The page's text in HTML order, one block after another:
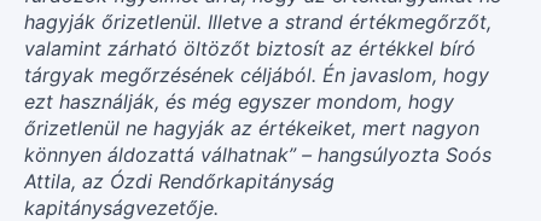
hagyják őrizetlenül. Illetve a strand értékmegőrzőt,
valamint zárható öltözőt biztosít az értékkel bíró
tárgyak megőrzésének céljából. Én javaslom, hogy
ezt használják, és még egyszer mondom, hogy
őrizetlenül ne hagyják az értékeiket, mert nagyon
könnyen áldozattá válhatnak” – hangsúlyozta Soós
Attila, az Ózdi Rendőrkapitányság
kapitányságvezetője.